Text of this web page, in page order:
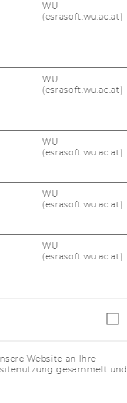
WU
(esrasoft.wu.ac.at)
WU
(esrasoft.wu.ac.at)
WU
(esrasoft.wu.ac.at)
WU
(esrasoft.wu.ac.at)
WU
(esrasoft.wu.ac.at)
Website an Ihre
gesammelt und